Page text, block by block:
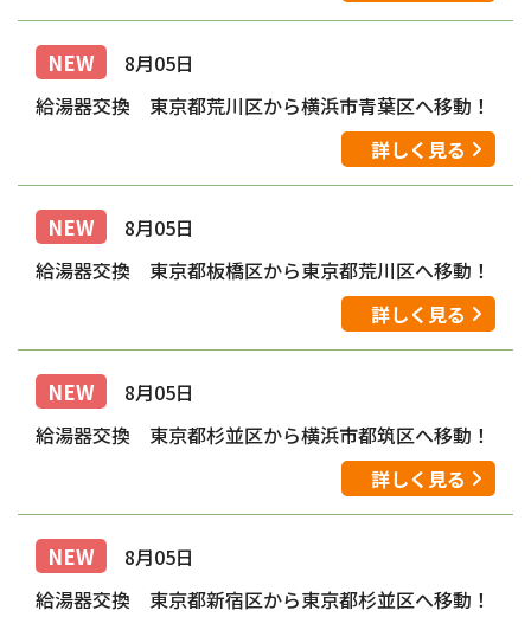
NEW
8月05日
給湯器交換 東京都荒川区から横浜市青葉区へ移動！
詳しく見る
NEW
8月05日
給湯器交換 東京都板橋区から東京都荒川区へ移動！
詳しく見る
NEW
8月05日
給湯器交換 東京都杉並区から横浜市都筑区へ移動！
詳しく見る
NEW
8月05日
給湯器交換 東京都新宿区から東京都杉並区へ移動！